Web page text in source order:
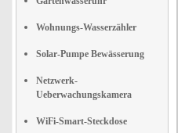
Wohnungs-Wasserzähler
Solar-Pumpe Bewässerung
Netzwerk-
Ueberwachungskamera
WiFi-Smart-Steckdose